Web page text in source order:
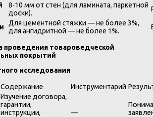
8-10 мм от стен (для ламината, паркетной
доски).
Для цементной стяжки — не более 3%,
для ангидритной — не более 1%.
проведения товароведческой
покрытий
исследования
Содержание Инструментарий
Изучение договора,
гарантии,
инструкции,
—